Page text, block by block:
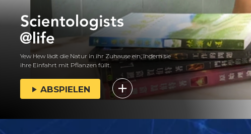
Yew Hew lädt die Natur in ihr Zuhause ein, indem sie
ihre Einfahrt mit Pflanzen füllt.
ABSPIELEN